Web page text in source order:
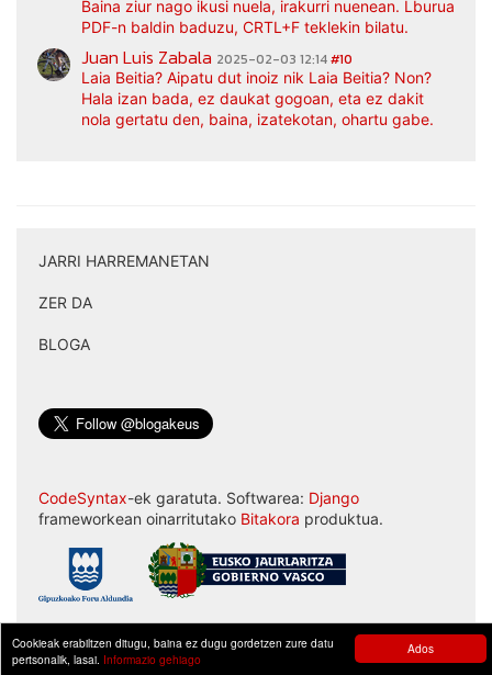
Ados
Cookieak erabiltzen ditugu, baina ez dugu gordetzen zure datu
pertsonalik, lasai. Informazio gehiago
Baina ziur nago ikusi nuela, irakurri nuenean. Lburua
PDF-n baldin baduzu, CRTL+F teklekin bilatu.
Juan Luis Zabala 2025-02-03 12:14#10
Laia Beitia? Aipatu dut inoiz nik Laia Beitia? Non?
Hala izan bada, ez daukat gogoan, eta ez dakit
nola gertatu den, baina, izatekotan, ohartu gabe.
JARRI HARREMANETAN
ZER DA
BLOGA
CodeSyntax-ek garatuta. Softwarea: Django
frameworkean oinarritutako Bitakora produktua.